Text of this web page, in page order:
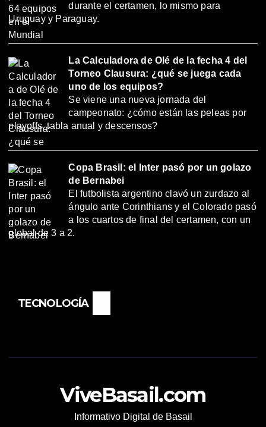
durante el certamen, lo mismo para
Uruguay y Paraguay.
La Calculadora de Olé de la fecha 4 del
Torneo Clausura: ¿qué se juega cada
uno de los equipos?
Se viene una nueva jornada del
campeonato: ¿cómo están las peleas por
playoffs, tabla anual y descensos?
Copa Brasil: el Inter pasó por un golazo
de Bernabei
El futbolista argentino clavó un zurdazo al
ángulo ante Corinthians y el Colorado pasó
a los cuartos de final del certamen, con un
global de 3 a 2.
TECNOLOGÍA
ViveBasail.com
Informativo Digital de Basail